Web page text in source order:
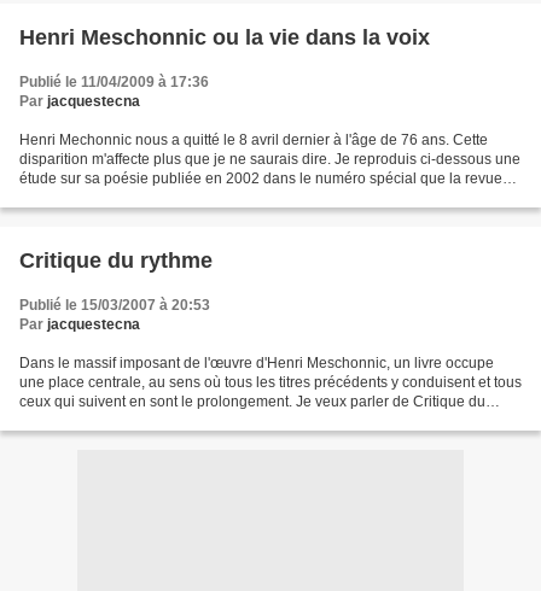
Henri Meschonnic ou la vie dans la voix
Publié le 11/04/2009 à 17:36
Par jacquestecna
Henri Mechonnic nous a quitté le 8 avril dernier à l'âge de 76 ans. Cette
disparition m'affecte plus que je ne saurais dire. Je reproduis ci-dessous une
étude sur sa poésie publiée en 2002 dans le numéro spécial que la revue
Critique du rythme
Publié le 15/03/2007 à 20:53
Par jacquestecna
Dans le massif imposant de l'œuvre d'Henri Meschonnic, un livre occupe
une place centrale, au sens où tous les titres précédents y conduisent et tous
ceux qui suivent en sont le prolongement. Je veux parler de Critique du